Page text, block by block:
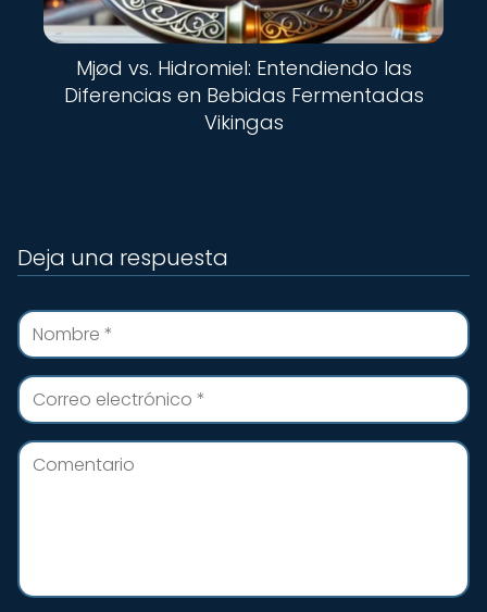
Mjød vs. Hidromiel: Entendiendo las
Diferencias en Bebidas Fermentadas
Vikingas
Deja una respuesta